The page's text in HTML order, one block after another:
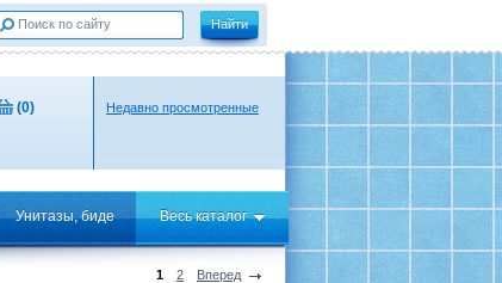
(0) Недавно просмотренные
Унитазы, биде Весь каталог
1 2 Вперед